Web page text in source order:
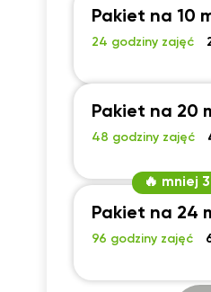
Pakiet na 10
24 godziny zajęć
Pakiet na 20
48 godziny zajęć
🔥 mniej
Pakiet na 24
96 godziny zajęć